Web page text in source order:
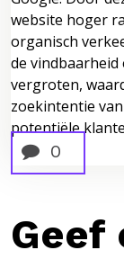
website hoger
organisch
de vindbaarheid
vergroten,
zoekintentie
potentiële
0
Geef